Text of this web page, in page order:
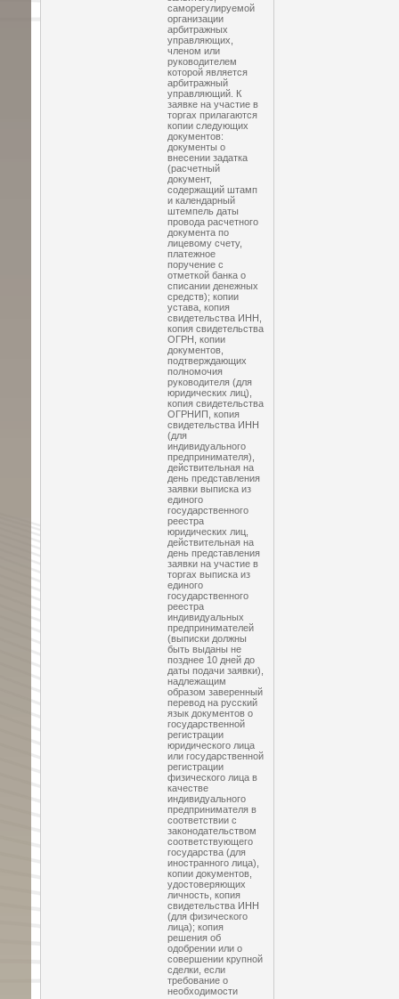
саморегулируемой
организации
арбитражных
управляющих,
членом или
руководителем
которой является
арбитражный
управляющий. К
заявке на участие в
торгах прилагаются
копии следующих
документов:
документы о
внесении задатка
(расчетный
документ,
содержащий штамп
и календарный
штемпель даты
провода расчетного
документа по
лицевому счету,
платежное
поручение с
отметкой банка о
списании денежных
средств); копии
устава, копия
свидетельства ИНН,
копия свидетельства
ОГРН, копии
документов,
подтверждающих
полномочия
руководителя (для
юридических лиц),
копия свидетельства
ОГРНИП, копия
свидетельства ИНН
(для
индивидуального
предпринимателя),
действительная на
день представления
заявки выписка из
единого
государственного
реестра
юридических лиц,
действительная на
день представления
заявки на участие в
торгах выписка из
единого
государственного
реестра
индивидуальных
предпринимателей
(выписки должны
быть выданы не
позднее 10 дней до
даты подачи заявки),
надлежащим
образом заверенный
перевод на русский
язык документов о
государственной
регистрации
юридического лица
или государственной
регистрации
физического лица в
качестве
индивидуального
предпринимателя в
соответствии с
законодательством
соответствующего
государства (для
иностранного лица),
копии документов,
удостоверяющих
личность, копия
свидетельства ИНН
(для физического
лица); копия
решения об
одобрении или о
совершении крупной
сделки, если
требование о
необходимости